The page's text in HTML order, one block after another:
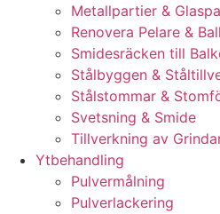
Metallpartier &
Renovera Pelare &
Smidesräcken till
Stålbyggen &
Stålstommar &
Svetsning & Smide
Tillverkning av
Ytbehandling
Pulvermålning
Pulverlackering